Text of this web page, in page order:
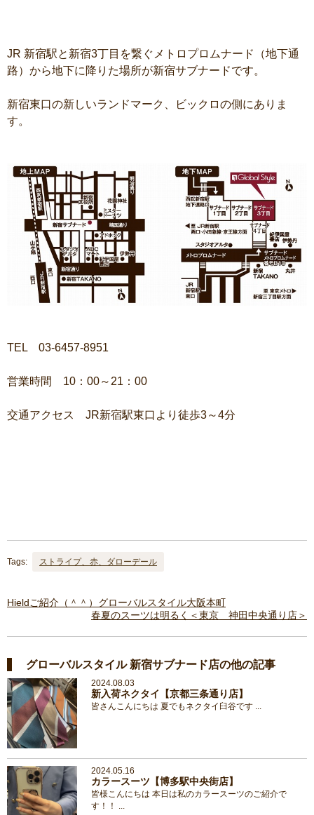
JR 新宿駅と新宿3丁目を繋ぐメトロプロムナード（地下通
路）から地下に降りた場所が新宿サブナードです。
新宿東口の新しいランドマーク、ビックロの側にありま
す。
TEL 03-6457-8951
営業時間 10：00～21：00
交通アクセス JR新宿駅東口より徒歩3～4分
Tags: ストライプ、赤、ダローデール
Hieldご紹介（＾＾）グローバルスタイル大阪本町
春夏のスーツは明るく＜東京 神田中央通り店＞
グローバルスタイル 新宿サブナード店の他の記事
2024.08.03
新入荷ネクタイ【京都三条通り店】
皆さんこんにちは 夏でもネクタイ臼谷です ...
2024.05.16
カラースーツ【博多駅中央街店】
皆様こんにちは 本日は私のカラースーツのご紹介で
す！！ ...